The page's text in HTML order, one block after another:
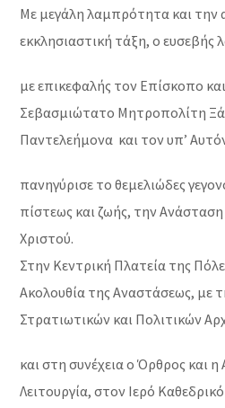
Με μεγάλη λαμπρότητα και την
εκκλησιαστική τάξη, ο ευσεβής
με επικεφαλής τον Επίσκοπο
Σεβασμιώτατο Μητροπολίτη
Παντελεήμονα και τον υπ’
πανηγύρισε το θεμελιώδες
πίστεως και ζωής, την
Χριστού.
Στην Κεντρική Πλατεία της
Ακολουθία της Αναστάσεως, με
Στρατιωτικών και Πολιτικών
και στη συνέχεια ο Όρθρος και
Λειτουργία, στον Ιερό